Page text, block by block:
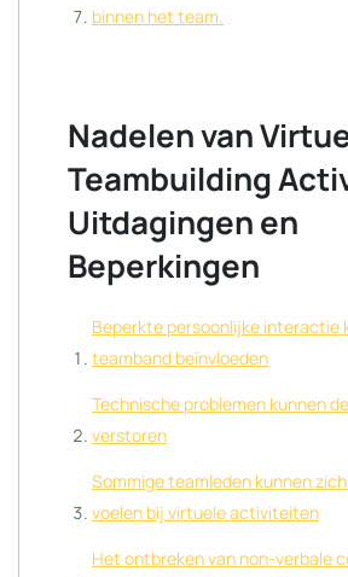
binnen het team.
Nadelen van
Teambuilding
Uitdagingen en
Beperkingen
Beperkte persoonlijke interactie
teamband beïnvloeden
Technische problemen kunnen
verstoren
Sommige teamleden kunnen
voelen bij virtuele activiteiten
Het ontbreken van non-verbale